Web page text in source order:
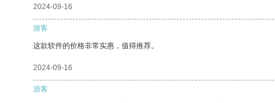
2024-09-16
游客
这款软件的价格非常实惠，值得推荐。
2024-09-16
游客